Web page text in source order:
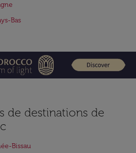
Bas
de destinations de
Bissau